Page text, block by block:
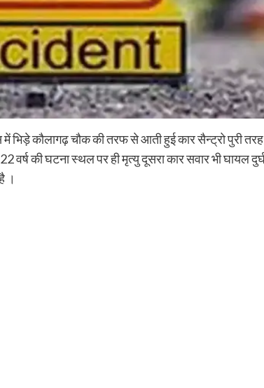
कौलागढ़ चौक की तरफ से आती हुई कार सैन्ट्रो पुरी तरह
वर्ष की घटना स्थल पर ही मृत्यु दूसरा कार सवार भी घायल
।